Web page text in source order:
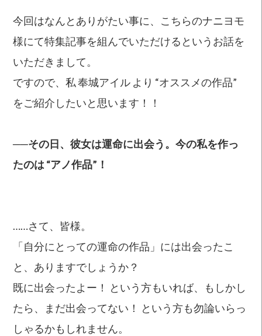
今回はなんとありがたい事に、こちらのナニヨモ
様にて特集記事を組んでいただけるというお話を
いただきまして。
ですので、私 奉城アイル より “オススメの作品”
をご紹介したいと思います！！
──その日、彼女は運命に出会う。今の私を作っ
たのは “アノ作品”！
……さて、皆様。
「自分にとっての運命の作品」には出会ったこ
と、ありますでしょうか？
既に出会ったよー！ という方もいれば、もしかし
たら、まだ出会ってない！ という方も勿論いらっ
しゃるかもしれません。